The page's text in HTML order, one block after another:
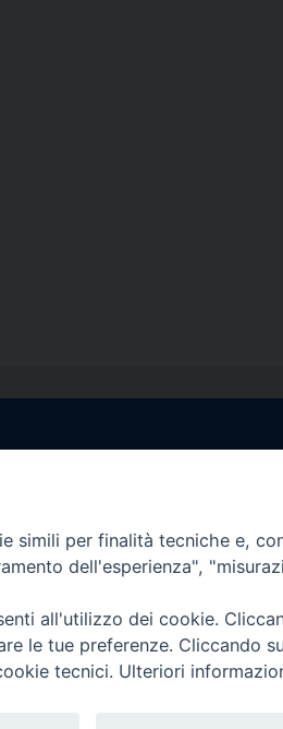
Pietà, 44 – 80067
Uffici:
simili per finalità tecniche e,
dell'esperienza",
all'utilizzo dei cookie.
le tue preferenze. Cliccando
tecnici. Ulteriori